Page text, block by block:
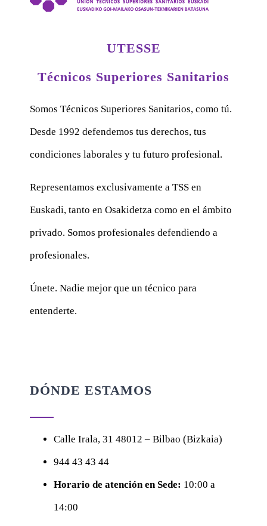
UTESSE
Técnicos Superiores Sanitarios
Somos Técnicos Superiores Sanitarios, como tú.
Desde 1992 defendemos tus derechos, tus
condiciones laborales y tu futuro profesional.
Representamos exclusivamente a TSS en
Euskadi, tanto en Osakidetza como en el ámbito
privado. Somos profesionales defendiendo a
profesionales.
Únete. Nadie mejor que un técnico para
entenderte.
DÓNDE ESTAMOS
Calle Irala, 31 48012 – Bilbao (Bizkaia)
944 43 43 44
Horario de atención en Sede: 10:00 a
14:00